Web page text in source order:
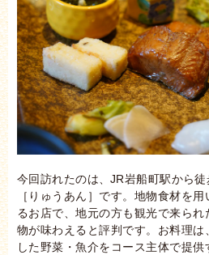
今回訪れたのは、JR岩船町駅から
［りゅうあん］です。地物食材を
るお店で、地元の方も観光で来ら
物が味わえると評判です。お料理は
した野菜・魚介をコース主体で提